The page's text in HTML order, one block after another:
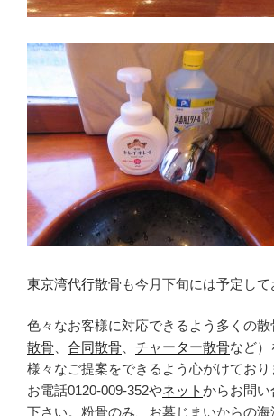
東京湾代行散骨も今月下旬には予定して
色々なお客様に対応できるよう多くの散
散骨
合同散骨 チャーター散骨など）
様々なご提案をできるよう心がけてお
お電話0120-009-352やネットからお問い
下さい。粉骨のみ、お墓じまいからの